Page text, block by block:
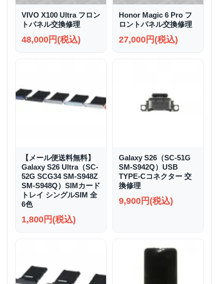
VIVO X100 Ultra フロン
トパネル交換修理
48,000円(税込)
Honor Magic 6 Pro フ
ロントパネル交換修理
27,000円(税込)
【メール便送料無料】
Galaxy S26 Ultra（SC-
52G SCG34 SM-S948Z
SM-S948Q）SIMカード
トレイ シングルSIM 全
6色
1,800円(税込)
Galaxy S26（SC-51G
SM-S942Q）USB
TYPE-Cコネクター 交
換修理
9,900円(税込)